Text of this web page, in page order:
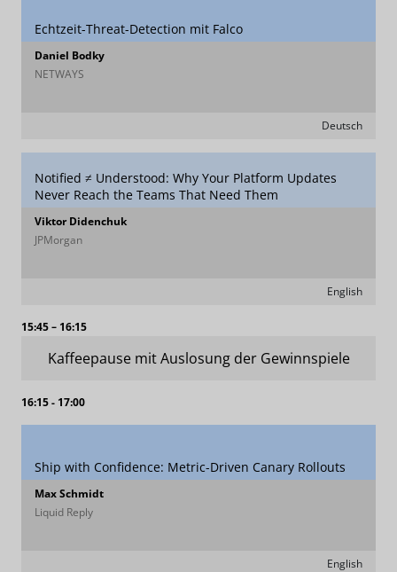
Echtzeit-Threat-Detection mit Falco
Daniel Bodky
NETWAYS
Deutsch
Notified ≠ Understood: Why Your Platform Updates
Never Reach the Teams That Need Them
Viktor Didenchuk
JPMorgan
English
15:45 – 16:15
Kaffeepause mit Auslosung der Gewinnspiele
16:15 - 17:00
Ship with Confidence: Metric-Driven Canary Rollouts
Max Schmidt
Liquid Reply
English